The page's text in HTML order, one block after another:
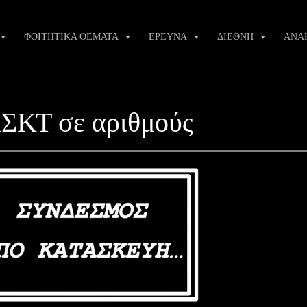
ΦΟΙΤΗΤΙΚΑ ΘΕΜΑΤΑ ΕΡΕΥΝΑ ΔΙΕΘΝΗ
σε αριθμούς